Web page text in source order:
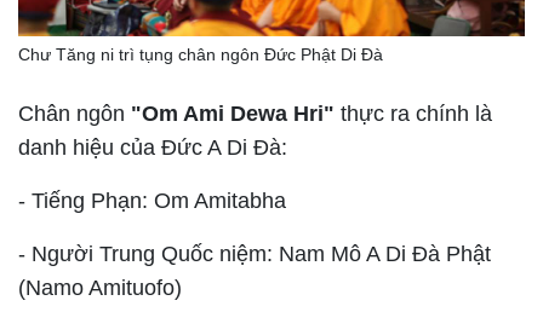
Chư Tăng ni trì tụng chân ngôn Đức Phật Di Đà
Chân ngôn "Om Ami Dewa Hri" thực ra chính là
danh hiệu của Đức A Di Đà:
- Tiếng Phạn: Om Amitabha
- Người Trung Quốc niệm: Nam Mô A Di Đà Phật
(Namo Amituofo)